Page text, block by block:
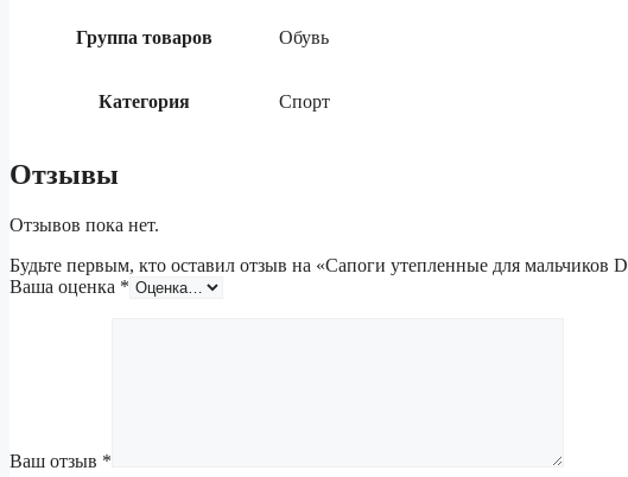
Группа товаров Обувь
Категория Спорт
Отзывы
Отзывов пока нет.
Будьте первым, кто оставил отзыв на «Сапоги утепленные для
Ваша оценка *
Ваш отзыв *